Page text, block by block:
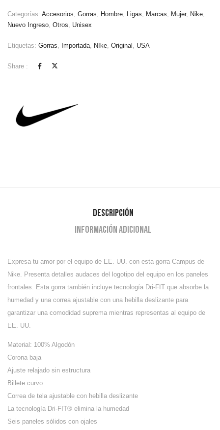
Categorías: Accesorios, Gorras, Hombre, Ligas, Marcas, Mujer, Nike,
Nuevo Ingreso, Otros, Unisex
Etiquetas: Gorras, Importada, NIke, Original , USA
Share :
Descripción
Información adicional
Expresa tu amor por el equipo de EE. UU. con esta gorra Campus de
Nike. Presenta detalles audaces del logotipo del equipo en los paneles
frontales. Esta gorra también incluye tecnología Dri-FIT que absorbe la
humedad y una correa ajustable con una hebilla deslizante para
garantizar una comodidad suprema mientras representas al equipo de
EE. UU.
Material: 100% Algodón
Corona baja
Ajuste relajado sin estructura
Billete curvo
Correa de tela ajustable con hebilla deslizante
La tecnología Dri-FIT® elimina la humedad
Seis paneles sólidos con ojales